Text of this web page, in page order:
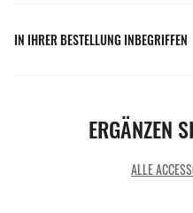
IN IHRER BESTELLUNG INBEGRIFFEN
ERGÄNZEN
ALLE